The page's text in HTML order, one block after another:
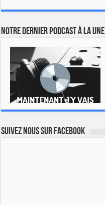
Notre dernier podcast à la une
Suivez nous sur Facebook